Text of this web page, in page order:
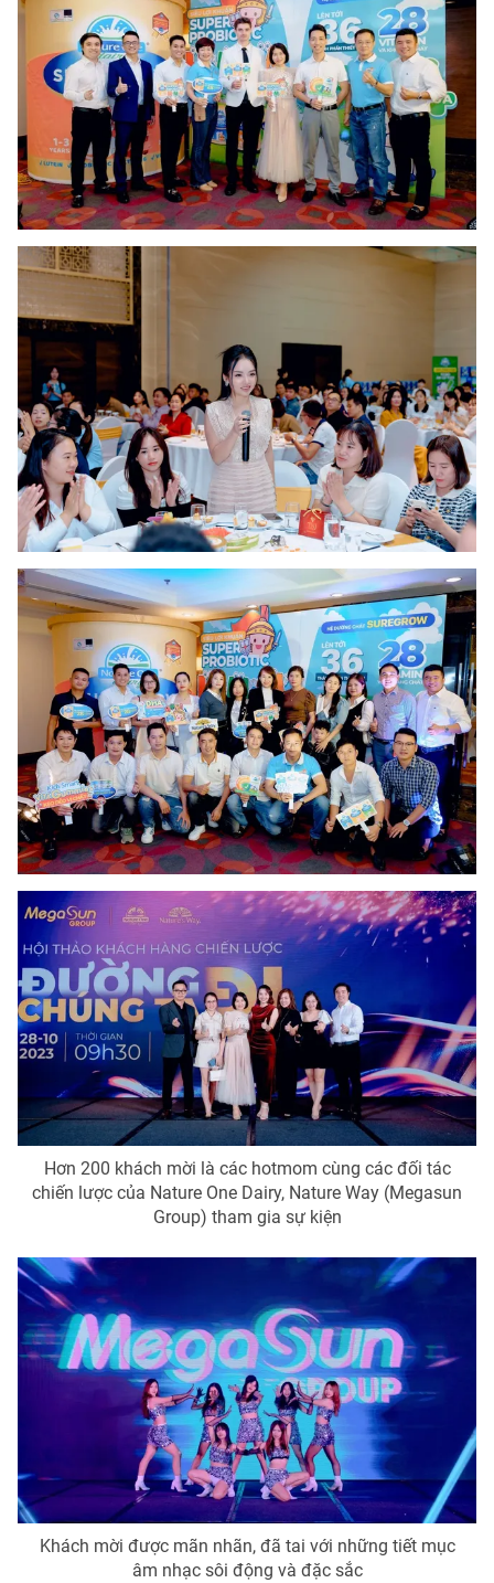
Hơn 200 khách mời là các hotmom cùng các đối tác
chiến lược của Nature One Dairy, Nature Way (Megasun
Group) tham gia sự kiện
Khách mời được mãn nhãn, đã tai với những tiết mục
âm nhạc sôi động và đặc sắc